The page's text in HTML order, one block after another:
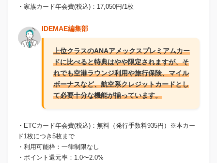
・家族カード年会費(税込)：17,050円/1枚
IDEMAE編集部
上位クラスのANAアメックスプレミアムカー
ドに比べると特典はやや限定されますが、そ
れでも空港ラウンジ利用や旅行保険、マイル
ボーナスなど、航空系クレジットカードとし
て必要十分な機能が揃っています。
・ETCカード年会費(税込)：無料（発行手数料935円）※本カー
ド1枚につき5枚まで
・利用可能枠：一律制限なし
・ポイント還元率：1.0〜2.0%